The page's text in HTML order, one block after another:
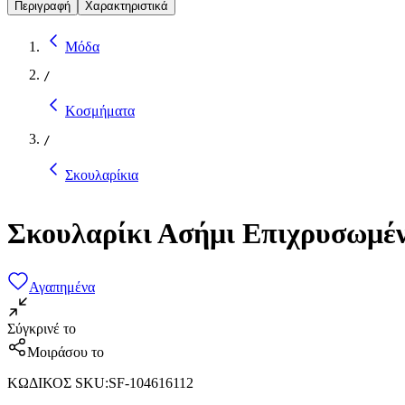
Περιγραφή Χαρακτηριστικά
Μόδα
/
Κοσμήματα
/
Σκουλαρίκια
Σκουλαρίκι Ασήμι
Αγαπημένα
Σύγκρινέ το
Μοιράσου το
ΚΩΔΙΚΟΣ SKU:SF-104616112